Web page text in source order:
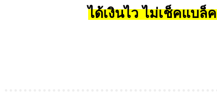
ได้เงินไว ไม่เช็คแบล็